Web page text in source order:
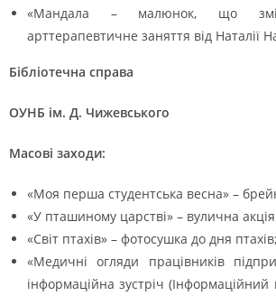
«Мандала – малюнок, що
арттерапевтичне заняття від Наталії
Бібліотечна справа
ОУНБ ім. Д. Чижевського
Масові заходи:
«Моя перша студентська весна» –
«У пташиному царстві» – вулична
«Світ птахів» – фотосушка до дня птахів;
«Медичні огляди працівників
інформаційна зустріч (Інформаційний